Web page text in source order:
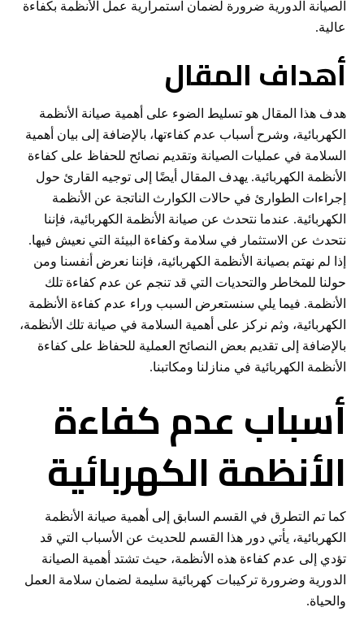
الصيانة الدورية ضرورة لضمان استمرارية عمل الأنظمة بكفاءة
عالية.
أهداف المقال
هدف هذا المقال هو تسليط الضوء على أهمية صيانة الأنظمة
الكهربائية، وشرح أسباب عدم كفاءتها، بالإضافة إلى بيان أهمية
السلامة في عمليات الصيانة وتقديم نصائح للحفاظ على كفاءة
الأنظمة الكهربائية. يهدف المقال أيضًا إلى توجيه القارئ حول
إجراءات الطوارئ في حالات الكوارث الناتجة عن الأنظمة
الكهربائية. عندما نتحدث عن صيانة الأنظمة الكهربائية، فإننا
نتحدث عن الاستثمار في سلامة وكفاءة البيئة التي نعيش فيها.
إذا لم نهتم بصيانة الأنظمة الكهربائية، فإننا نعرض أنفسنا ومن
حولنا للمخاطر والتحديات التي قد تنجم عن عدم كفاءة تلك
الأنظمة. فيما يلي سنستعرض السبب وراء عدم كفاءة الأنظمة
الكهربائية، وثم نركز على أهمية السلامة في صيانة تلك الأنظمة،
بالإضافة إلى تقديم بعض النصائح العملية للحفاظ على كفاءة
الأنظمة الكهربائية في منازلنا ومكاتبنا.
أسباب عدم كفاءة
الأنظمة الكهربائية
كما تم التطرق في القسم السابق إلى أهمية صيانة الأنظمة
الكهربائية، يأتي دور هذا القسم للحديث عن الأسباب التي قد
تؤدي إلى عدم كفاءة هذه الأنظمة، حيث تشتد أهمية الصيانة
الدورية وضرورة تركيبات كهربائية سليمة لضمان سلامة العمل
والحياة.